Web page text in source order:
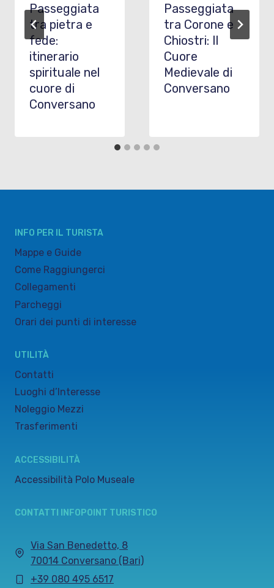
Passeggiata
tra pietra e
fede:
itinerario
spirituale nel
cuore di
Conversano
Passeggiata
tra Corone e
Chiostri: Il
Cuore
Medievale di
Conversano
INFO PER IL TURISTA
Mappe e Guide
Come Raggiungerci
Collegamenti
Parcheggi
Orari dei punti di interesse
UTILITÀ
Contatti
Luoghi d’Interesse
Noleggio Mezzi
Trasferimenti
ACCESSIBILITÀ
Accessibilità Polo Museale
CONTATTI INFOPOINT TURISTICO
Via San Benedetto, 8
70014 Conversano (Bari)
+39 080 495 6517